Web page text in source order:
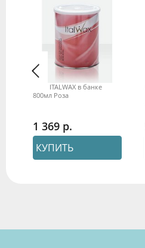
Воск ITALWAX в банке
800мл Роза
1 369
КУПИТЬ